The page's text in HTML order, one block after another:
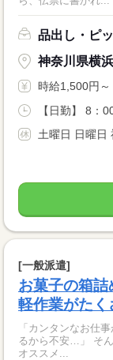
品出し・ピ
神奈川県横
時給1,500円～
【日勤】 8：
土曜日 日曜日
[一般派遣]
お菓子の箱
軽作業がたく
「カンタンなお仕
るから不安…」 そんな方には おかしの”箱詰め”や”仕分け”のお仕事が
オススメ...